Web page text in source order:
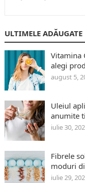
ULTIMELE ADĂUGATE
Vitamina
alegi
august 5,
Uleiul
anumite
iulie 30,
Fibrele
moduri
iulie 29,